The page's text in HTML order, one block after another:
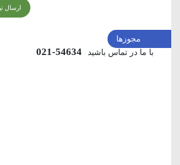
ارسال
با ما در تماس باشید 54634-021
مجوزها